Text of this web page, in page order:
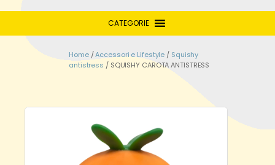
CATEGORIE
Home/Accessori e Lifestyle / Squishy
antistress / SQUISHY CAROTA ANTISTRESS